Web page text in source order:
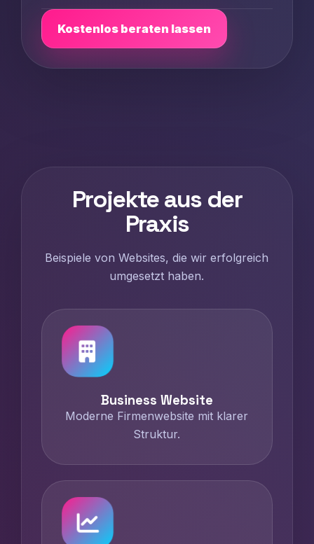
Kostenlos beraten lassen
Projekte aus der
Praxis
Beispiele von Websites, die wir erfolgreich
umgesetzt haben.
Business Website
Moderne Firmenwebsite mit klarer
Struktur.